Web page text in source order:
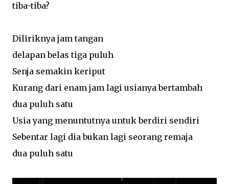
tiba-tiba?
Diliriknya jam tangan
delapan belas tiga puluh
Senja semakin keriput
Kurang dari enam jam lagi usianya bertambah
dua puluh satu
Usia yang menuntutnya untuk berdiri sendiri
Sebentar lagi dia bukan lagi seorang remaja
dua puluh satu